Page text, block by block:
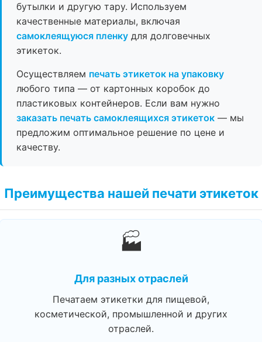
бутылки и другую тару. Используем
качественные материалы, включая
самоклеящуюся пленку для долговечных
этикеток.
Осуществляем печать этикеток на упаковку
любого типа — от картонных коробок до
пластиковых контейнеров. Если вам нужно
заказать печать самоклеящихся этикеток — мы
предложим оптимальное решение по цене и
качеству.
Преимущества нашей печати этикеток
🏭
Для разных отраслей
Печатаем этикетки для пищевой,
косметической, промышленной и других
отраслей.